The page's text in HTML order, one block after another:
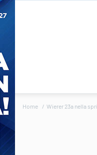
Home Wierer 23a nella